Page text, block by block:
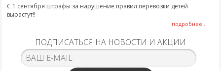
С 1 сентября штрафы за нарушение правил перевозки детей
вырастут!!
подробнее...
ПОДПИСАТЬСЯ НА НОВОСТИ И АКЦИИ